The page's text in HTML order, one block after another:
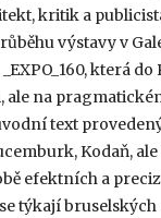
kritik a
výstavy v
která
na
text
Kodaň,
efektních a
týkají